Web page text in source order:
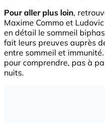
Pour aller plus loin,
Maxime Commo et
en détail le sommeil
fait leurs preuves auprès
entre sommeil et
pour comprendre, pas à
nuits.